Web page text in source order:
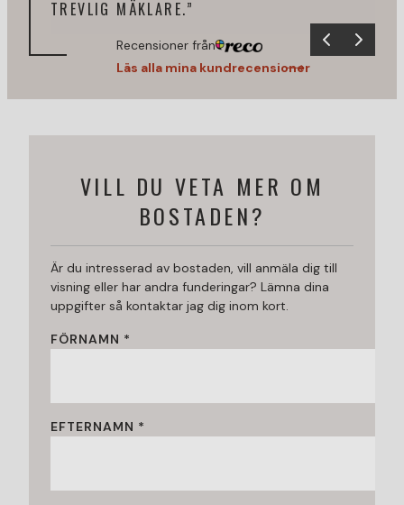
TREVLIG MÄKLARE.”
Recensioner från
Läs alla mina kundrecensioner
VILL DU VETA MER OM
BOSTADEN?
Är du intresserad av bostaden, vill anmäla dig till
visning eller har andra funderingar? Lämna dina
uppgifter så kontaktar jag dig inom kort.
FÖRNAMN *
EFTERNAMN *